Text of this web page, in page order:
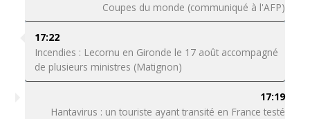
Coupes du monde (communiqué à l'AFP)
17:22
Incendies : Lecornu en Gironde le 17 août accompagné
de plusieurs ministres (Matignon)
17:19
Hantavirus : un touriste ayant transité en France testé